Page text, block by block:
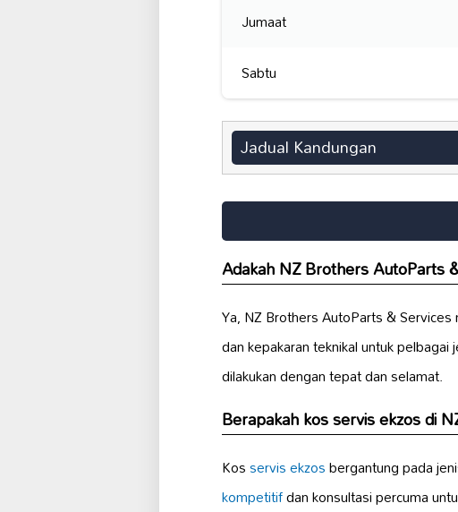
Jumaat
Sabtu
Jadual Kandungan
Adakah NZ Brothers AutoParts
Ya, NZ Brothers AutoParts & Services
dan kepakaran teknikal untuk
dilakukan dengan tepat dan selamat.
Berapakah kos servis ekzos di
Kosservis ekzosbergantung pada
kompetitifdan konsultasi percuma